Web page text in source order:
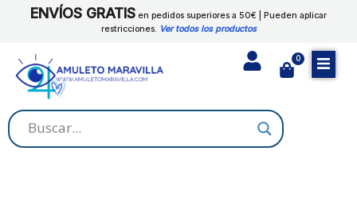
ENVÍOS GRATIS en pedidos superiores a 50€ | Pueden aplicar
restricciones. Ver todos los productos
0
Cart